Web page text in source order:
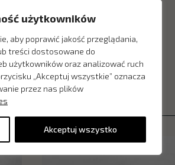
użytkowników
aby poprawić jakość przeglądania,
treści dostosowane do
użytkowników oraz analizować ruch
„Akceptuj wszystkie” oznacza
przez nas plików
Akceptuj wszystko